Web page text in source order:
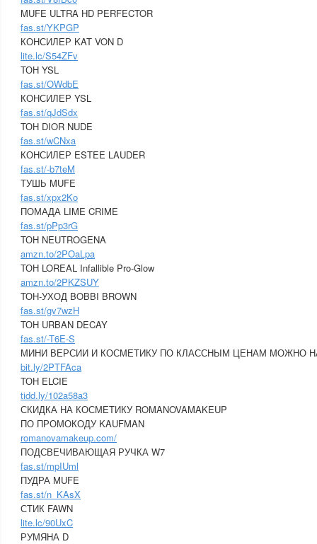
MUFE ULTRA HD PERFECTOR
fas.st/YKPGP
КОНСИЛЕР KAT VON D
lite.lc/S54ZFv
ТОН YSL
fas.st/OWdbE
КОНСИЛЕР YSL
fas.st/qJdSdx
ТОН DIOR NUDE
fas.st/wCNxa
КОНСИЛЕР ESTEE LAUDER
fas.st/-b7teM
ТУШЬ MUFE
fas.st/xpx2Ko
ПОМАДА LIME CRIME
fas.st/pPp3rG
ТОН NEUTROGENA
amzn.to/2POaLpa
ТОН LOREAL Infallible Pro-Glow
amzn.to/2PKZSUY
ТОН-УХОД BOBBI BROWN
fas.st/gv7wzH
ТОН URBAN DECAY
fas.st/-T6E-S
МИНИ ВЕРСИИ И КОСМЕТИКУ ПО КЛАССНЫМ ЦЕНАМ МОЖНО
bit.ly/2PTFAca
ТОН ELCIE
tidd.ly/102a58a3
СКИДКА НА КОСМЕТИКУ ROMANOVAMAKEUP
ПО ПРОМОКОДУ KAUFMAN
romanovamakeup.com/
ПОДСВЕЧИВАЮЩАЯ РУЧКА W7
fas.st/mpIUml
ПУДРА MUFE
fas.st/n_KAsX
СТИК FAWN
lite.lc/90UxC
РУМЯНА D